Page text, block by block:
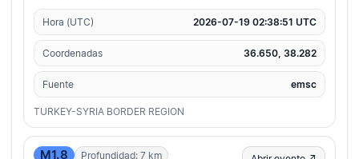
Hora (UTC) 2026-07-19 02:38:51 UTC
Coordenadas 36.650, 38.282
Fuente emsc
TURKEY-SYRIA BORDER REGION
M1.8 Profundidad: 7 km